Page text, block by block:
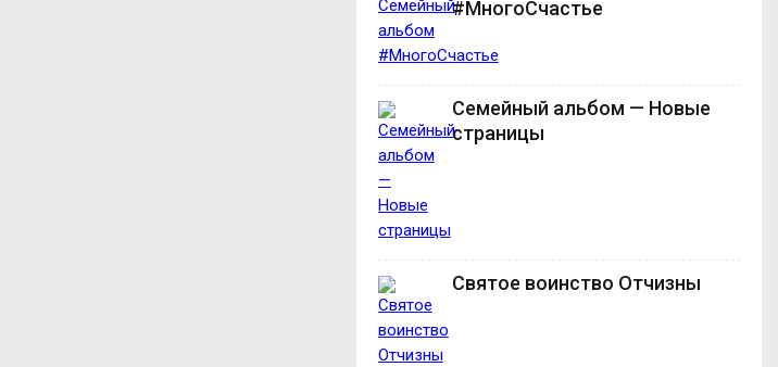
#МногоСчастье
Семейный альбом — Новые
страницы
Святое воинство Отчизны